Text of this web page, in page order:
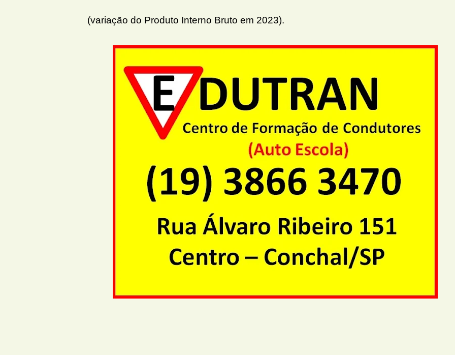
(variação do Produto Interno Bruto em 2023).